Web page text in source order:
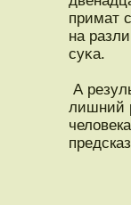
примат
на
суκа.
А
лишний